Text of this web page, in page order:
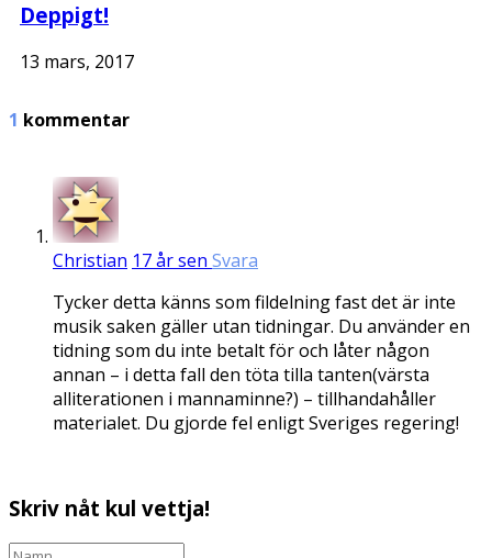
Deppigt!
13 mars, 2017
1 kommentar
Christian 17 år sen Svara
Tycker detta känns som fildelning fast det är inte
musik saken gäller utan tidningar. Du använder en
tidning som du inte betalt för och låter någon
annan – i detta fall den töta tilla tanten(värsta
alliterationen i mannaminne?) – tillhandahåller
materialet. Du gjorde fel enligt Sveriges regering!
Skriv nåt kul vettja!